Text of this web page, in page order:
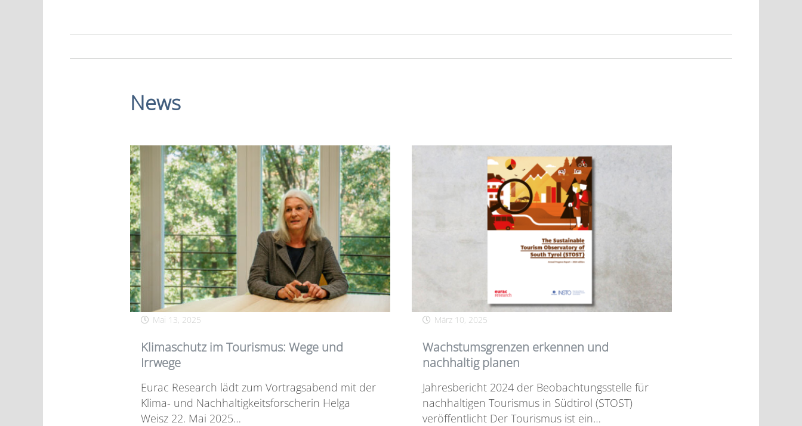
News
Mai 13, 2025
Klimaschutz im Tourismus: Wege und
Irrwege
Eurac Research lädt zum Vortragsabend mit der
Klima- und Nachhaltigkeitsforscherin Helga
Weisz 22. Mai 2025…
März 10, 2025
Wachstumsgrenzen erkennen und
nachhaltig planen
Jahresbericht 2024 der Beobachtungsstelle für
nachhaltigen Tourismus in Südtirol (STOST)
veröffentlicht Der Tourismus ist ein…